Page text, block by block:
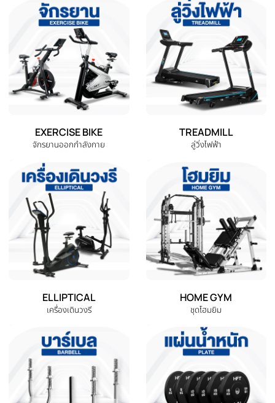
เซ็ทม้านั่งปรับระดับ P3 + ดัมเบล 20
Kg.มีกล่อง แถมฟรีข้อต่อ
THB 7,360.00THB 3,980.00
หยิบใส่ตะกร้า
เซ็ทม้านั่งปรับระดับ P3 ดัมเบล 40
Kg. ไม่มีกล่อง แถมฟรีข้อต่อ และ
ถุงมือ
THB 6,780.00 THB
ดูรายละเอียด
หมวดหมู่สินค้าทั้งหมด
เลือกหมวดหมู่เครื่องออกกำลังกายที่คุณต้องการ
DUMBBELL EXERCISE BENCH
ม้านั่งออกกำลังกาย